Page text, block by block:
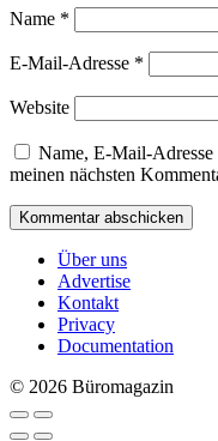
Name *
E-Mail-Adresse *
Website
Name, E-Mail-
meinen nächsten
Über uns
Advertise
Kontakt
Privacy
Documentation
© 2026 Büromagazin